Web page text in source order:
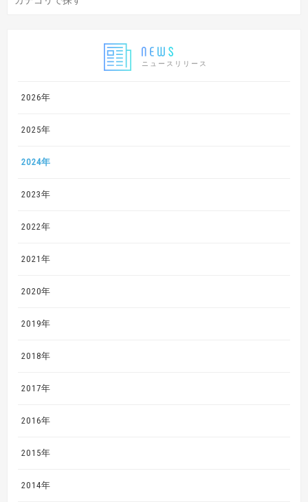
ニュースリリース
2026年
2025年
2024年
2023年
2022年
2021年
2020年
2019年
2018年
2017年
2016年
2015年
2014年